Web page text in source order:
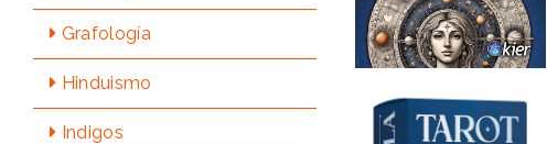
Grafologí­a
Hinduismo
Indigos